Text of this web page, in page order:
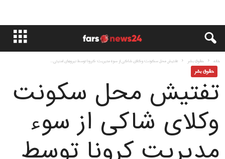
خانه حقوق بشر تفتیش محل سکونت وکلای شاکی از سوء مدیریت کرونا توسط نیروهای امنیتی...
حقوق بشر
تفتیش محل سکونت
وکلای شاکی از سوء